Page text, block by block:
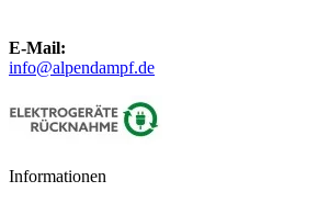
E-Mail:
info@alpendampf.de
Informationen